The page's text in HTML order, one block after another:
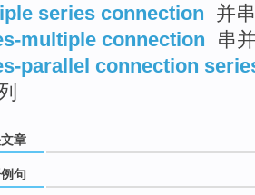
series connection 并
multiple connection
串
parallel connection
章
句